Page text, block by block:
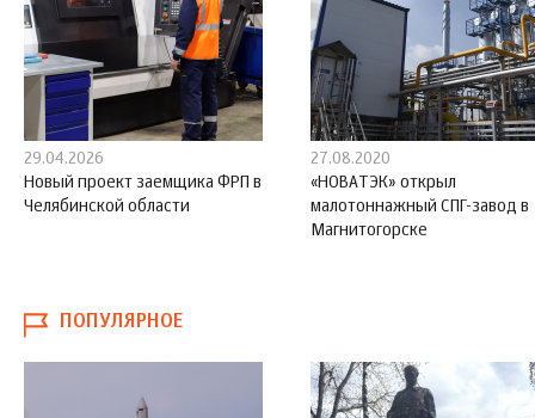
29.04.2026
Новый проект заемщика ФРП в
Челябинской области
27.08.2020
«НОВАТЭК» открыл
малотоннажный СПГ-завод в
Магнитогорске
ПОПУЛЯРНОЕ